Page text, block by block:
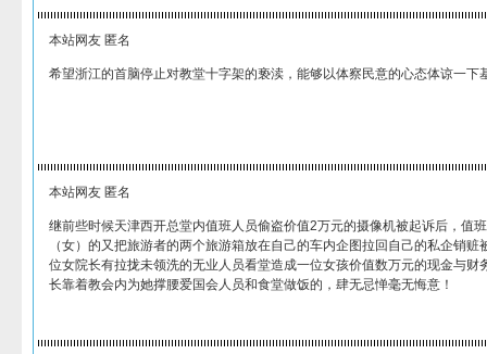
本站网友 匿名
希望浙江的首脑停止对教堂十字架的亵渎，能够以体察民意的心态体谅一下
本站网友 匿名
继前些时候天津西开总堂内值班人员偷盗价值2万元的摄像机被起诉后，值
（女）的又把旅游者的两个旅游箱放在自己的车内企图拉回自己的私企销
位女院长有拉拢未领洗的无业人员看堂造成一位女孩价值数万元的现金与财
长靠着教会内为她撑腰爱国会人员和食堂做饭的，肆无忌惮毫无悔意！